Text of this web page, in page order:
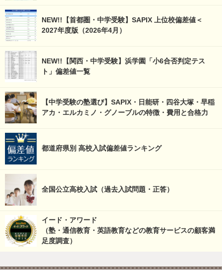
NEW!!【首都圏・中学受験】SAPIX 上位校偏差値＜
2027年度版（2026年4月）
NEW!!【関西・中学受験】浜学園「小6合否判定テス
ト」偏差値一覧
【中学受験の塾選び】SAPIX・日能研・四谷大塚・早稲
アカ・エルカミノ・グノーブルの特徴・費用と合格力
都道府県別 高校入試偏差値ランキング
全国公立高校入試（過去入試問題・正答）
イード・アワード
（塾・通信教育・英語教育などの教育サービスの顧客満
足度調査）